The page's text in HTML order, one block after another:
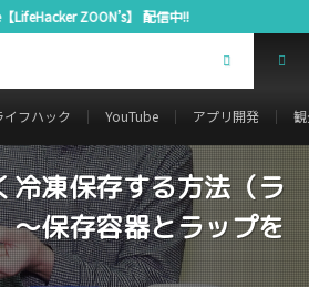
】 配信中!!
イフハック YouTube アプリ開発
冷凍保存する方法（ラ
～保存容器とラップを